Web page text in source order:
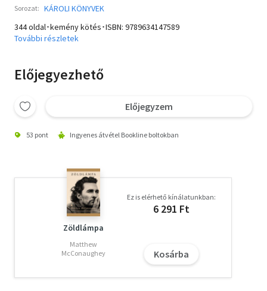
Sorozat: KÁROLI KÖNYVEK
344 oldal･kemény kötés･ISBN: 9789634147589
További részletek
Előjegyezhető
Előjegyzem
53 pont Ingyenes átvétel Bookline boltokban
Zöldlámpa
Matthew
McConaughey
Ez is elérhető kínálatunkban:
6 291 Ft
Kosárba